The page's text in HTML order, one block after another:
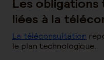
Les
liées à la
La téléconsultation
le plan technologique.